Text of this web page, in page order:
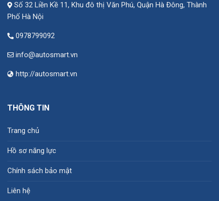
Số 32 Liền Kề 11, Khu đô thị Văn Phú, Quận Hà Đông, Thành
Phố Hà Nội
0978799092
info@autosmart.vn
http://autosmart.vn
THÔNG TIN
Trang chủ
Hồ sơ năng lực
Chính sách bảo mật
Liên hệ